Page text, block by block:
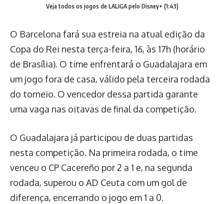
Veja todos os jogos de LALIGA pelo Disney+ (1:43)
O Barcelona fará sua estreia na atual edição da
Copa do Rei nesta terça-feira, 16, às 17h (horário
de Brasília). O time enfrentará o Guadalajara em
um jogo fora de casa, válido pela terceira rodada
do torneio. O vencedor dessa partida garante
uma vaga nas oitavas de final da competição.
O Guadalajara já participou de duas partidas
nesta competição. Na primeira rodada, o time
venceu o CP Cacereño por 2 a 1 e, na segunda
rodada, superou o AD Ceuta com um gol de
diferença, encerrando o jogo em 1 a 0.